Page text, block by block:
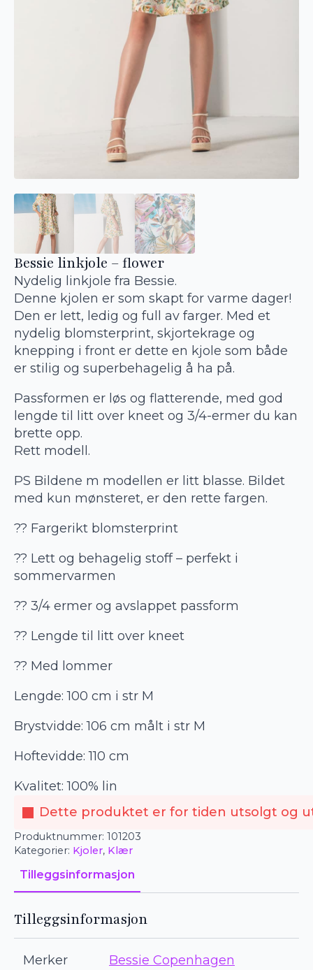
Bessie linkjole – flower
Nydelig linkjole fra Bessie.
Denne kjolen er som skapt for varme dager!
Den er lett, ledig og full av farger. Med et
nydelig blomsterprint, skjortekrage og
knepping i front er dette en kjole som både
er stilig og superbehagelig å ha på.
Passformen er løs og flatterende, med god
lengde til litt over kneet og 3/4-ermer du kan
brette opp.
Rett modell.
PS Bildene m modellen er litt blasse. Bildet
med kun mønsteret, er den rette fargen.
?? Fargerikt blomsterprint
?? Lett og behagelig stoff – perfekt i
sommervarmen
?? 3/4 ermer og avslappet passform
?? Lengde til litt over kneet
?? Med lommer
Lengde: 100 cm i str M
Brystvidde: 106 cm målt i str M
Hoftevidde: 110 cm
Kvalitet: 100% lin
Dette produktet er for tiden utsolgt og
Produktnummer: 101203
Kategorier: Kjoler, Klær
Tilleggsinformasjon
Tilleggsinformasjon
Merker Bessie Copenhagen